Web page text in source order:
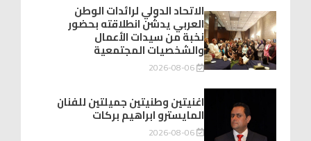
الاتحاد الدولي لرائدات الوطن
العربي يدشّن انطلاقته بحضور
نخبة من سيدات الأعمال
والشخصيات المجتمعية
2026-08-06
اغنيتين وطنيتين جميلتين للفنان
المايسترو ابراهيم بركات
2026-08-06